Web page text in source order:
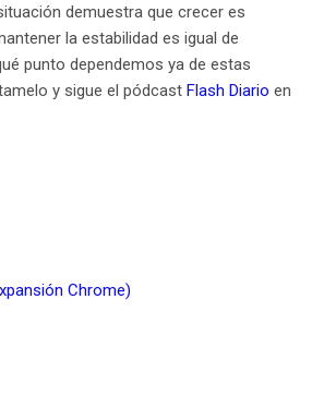
demuestra que crecer es
la estabilidad es igual de
punto dependemos ya de estas
y sigue el pódcast Flash Diario en
Chrome)